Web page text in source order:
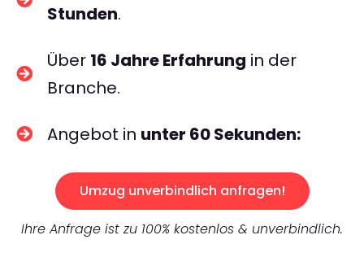
Stunden.
Über 16 Jahre Erfahrung in der
Branche.
Angebot in unter 60 Sekunden:
Umzug unverbindlich anfragen!
Ihre Anfrage ist zu 100% kostenlos & unverbindlich.